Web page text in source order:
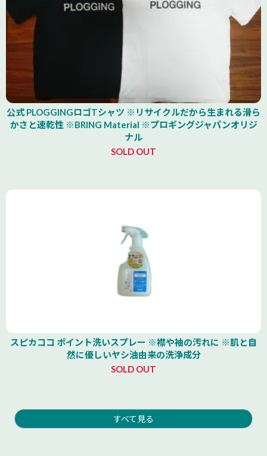
公式 PLOGGINGロゴTシャツ ※リサイクルだから生まれる滑ら
かさと速乾性 ※BRING Material ※プロギングジャパンオリジ
ナル
SOLD OUT
スピカココ ポイント洗いスプレー ※襟や袖の汚れに ※肌と自
然に優しいヤシ油由来の洗浄成分
SOLD OUT
すべて見る